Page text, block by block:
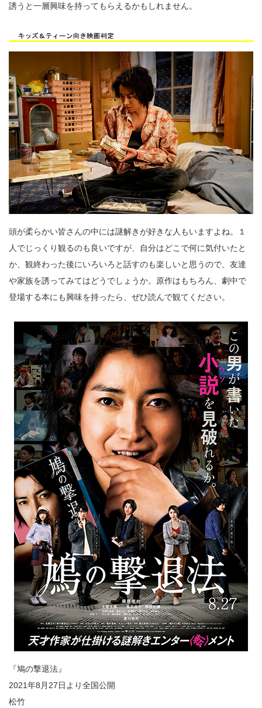
誘うと一層興味を持ってもらえるかもしれません。
頭が柔らかい皆さんの中には謎解きが好きな人もいますよね。１
人でじっくり観るのも良いですが、自分はどこで何に気付いたと
か、観終わった後にいろいろと話すのも楽しいと思うので、友達
や家族を誘ってみてはどうでしょうか。原作はもちろん、劇中で
登場する本にも興味を持ったら、ぜひ読んで観てください。
『鳩の撃退法』
2021年8月27日より全国公開
松竹